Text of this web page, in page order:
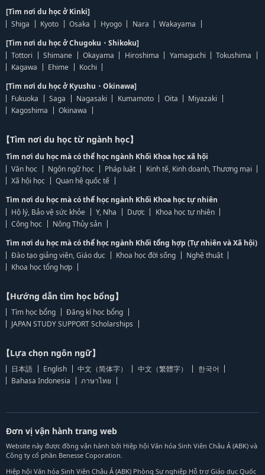
[Tìm nơi du học ở Kinki]
Shiga
Kyoto Osaka Hyogo Nara
Wakayama
[Tìm nơi du học ở Chugoku・Shikoku]
Tottori
Shimane Okayama Hiroshima Yamaguchi
Tokushima
Kagawa
Ehime
Kochi
[Tìm nơi du học ở Kyushu・Okinawa]
Fukuoka
Saga Nagasaki Kumamoto Oita
Miyazaki
Kagoshima
Okinawa
【Tìm nơi du học từ ngành học】
Tìm nơi du học mà có thể học ngành Khối Khoa học xã hội
Văn học
Ngôn ngữ học Pháp luật
Kinh tế, Kinh doanh, Thương mại
Xã hội học
Quan hệ quốc tế
Tìm nơi du học mà có thể học ngành Khối Khoa học tự nhiên
Hộ lý, Bảo vệ sức khỏe
Y, Nha Dược
Khoa học tự nhiên
Công học
Nông Thủy sản
Tìm nơi du học mà có thể học ngành Khối tổng hợp (Tự nhiên và Xã hội)
Đào tạo giảng viên, Giáo dục
Khoa học đời sống
Nghệ thuật
Khoa học tổng hợp
【Hướng dẫn tìm học bổng】
Tìm học bổng
Đăng kí học bổng
JAPAN STUDY SUPPORT Scholarships
【Lựa chọn ngôn ngữ】
日本語 English 中文（简体字） 中文（繁體字）
한국어
Bahasa Indonesia
ภาษาไทย
Đơn vị vận hành trang web
Website này được đồng vận hành bởi Hiệp hội Văn hóa Sinh Viên Châu Á (ABK) và
Công ty cổ phần Benesse Coporation.
Hiệp hội Văn hóa Sinh Viên Châu Á (ABK) Phòng Sự nghiệp Hỗ trợ Giáo dục Quốc